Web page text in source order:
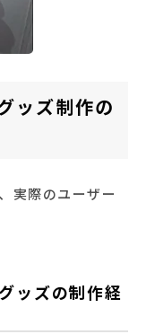
ッズ制作の
実際のユーザー
ッズの制作経